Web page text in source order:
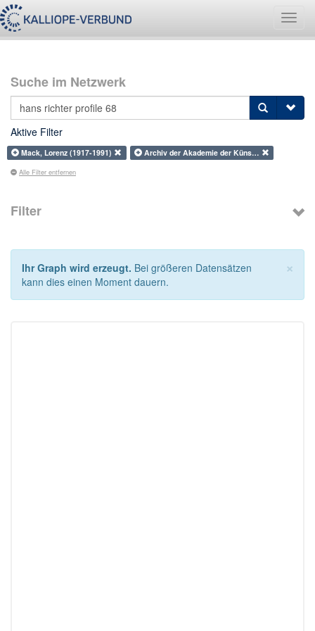
Suche im Netzwerk
Aktive Filter
Mack, Lorenz (1917-1991) Archiv der Akademie der Küns…
Alle Filter entfernen
Filter
×
Ihr Graph wird erzeugt. Bei größeren Datensätzen
kann dies einen Moment dauern.